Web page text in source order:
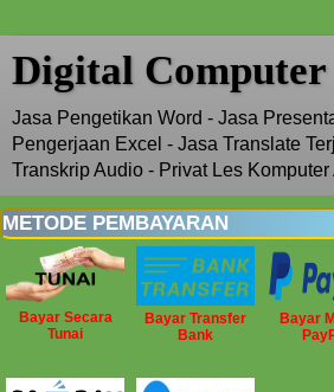
Digital Computer
Jasa Pengetikan Word - Jasa
Pengerjaan Excel - Jasa Translate
Transkrip Audio - Privat Les Komputer
METODE PEMBAYARAN
Bayar Secara
Tunai
Bayar Transfer
Bank
Bayar